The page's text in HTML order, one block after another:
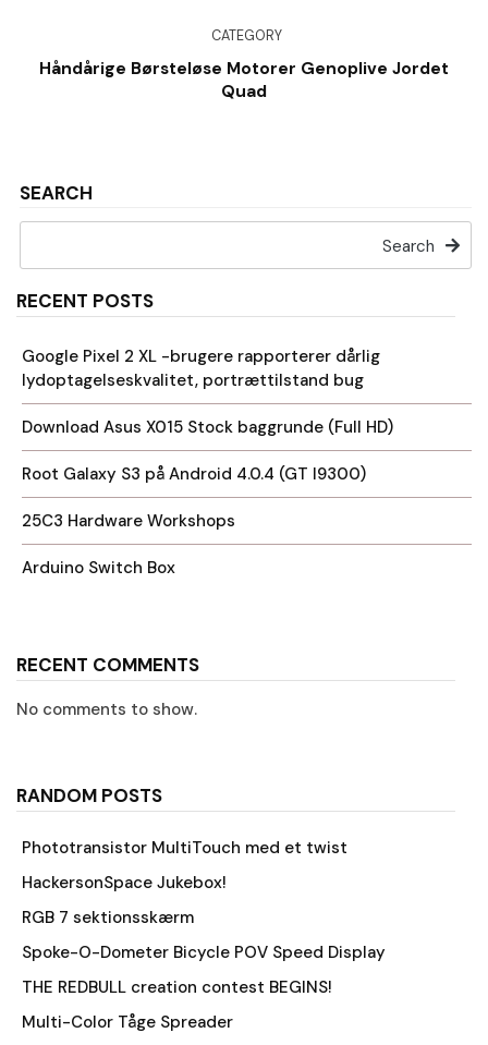
SEARCH
Search
RECENT POSTS
Google Pixel 2 XL -brugere rapporterer dårlig
lydoptagelseskvalitet, portrættilstand bug
Download Asus X015 Stock baggrunde (Full HD)
Root Galaxy S3 på Android 4.0.4 (GT I9300)
25C3 Hardware Workshops
Arduino Switch Box
RECENT COMMENTS
No comments to show.
RANDOM POSTS
Phototransistor MultiTouch med et twist
HackersonSpace Jukebox!
RGB 7 sektionsskærm
Spoke-O-Dometer Bicycle POV Speed Display
THE REDBULL creation contest BEGINS!
Multi-Color Tåge Spreader
CATEGORY
Håndårige Børsteløse Motorer Genoplive Jordet
Quad